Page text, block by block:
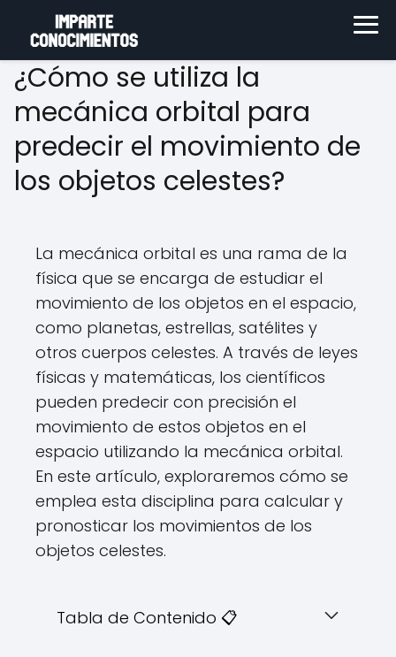
¿Cómo se utiliza la
mecánica orbital para
predecir el movimiento de
los objetos celestes?
La mecánica orbital es una rama de la
física que se encarga de estudiar el
movimiento de los objetos en el espacio,
como planetas, estrellas, satélites y
otros cuerpos celestes. A través de leyes
físicas y matemáticas, los científicos
pueden predecir con precisión el
movimiento de estos objetos en el
espacio utilizando la mecánica orbital.
En este artículo, exploraremos cómo se
emplea esta disciplina para calcular y
pronosticar los movimientos de los
objetos celestes.
Tabla de Contenido 📋